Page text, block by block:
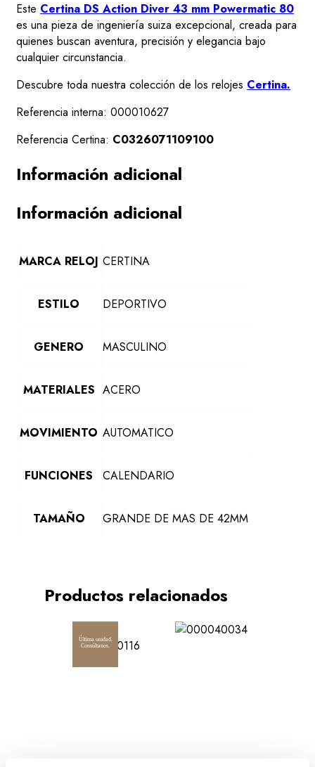
Este Certina DS Action Diver 43 mm Powermatic 80
es una pieza de ingeniería suiza excepcional, creada para
quienes buscan aventura, precisión y elegancia bajo
cualquier circunstancia.
Descubre toda nuestra colección de los relojes Certina.
Referencia interna: 000010627
Referencia Certina: C0326071109100
Información adicional
Información adicional
MARCA RELOJ CERTINA
ESTILO DEPORTIVO
GENERO MASCULINO
MATERIALES ACERO
MOVIMIENTO AUTOMATICO
FUNCIONES CALENDARIO
TAMAÑO GRANDE DE MAS DE 42MM
Productos relacionados
Última unidad.
Consúltanos.